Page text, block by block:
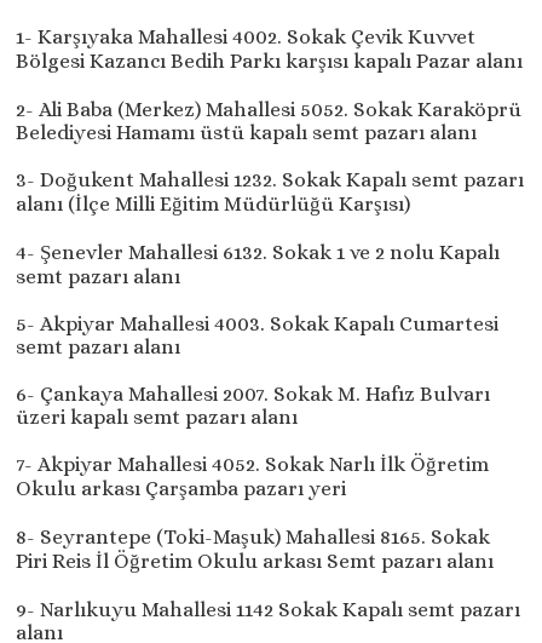
1- Karşıyaka Mahallesi 4002. Sokak Çevik Kuvvet
Bölgesi Kazancı Bedih Parkı karşısı kapalı Pazar alanı
2- Ali Baba (Merkez) Mahallesi 5052. Sokak Karaköprü
Belediyesi Hamamı üstü kapalı semt pazarı alanı
3- Doğukent Mahallesi 1232. Sokak Kapalı semt pazarı
alanı (İlçe Milli Eğitim Müdürlüğü Karşısı)
4- Şenevler Mahallesi 6132. Sokak 1 ve 2 nolu Kapalı
semt pazarı alanı
5- Akpiyar Mahallesi 4003. Sokak Kapalı Cumartesi
semt pazarı alanı
6- Çankaya Mahallesi 2007. Sokak M. Hafız Bulvarı
üzeri kapalı semt pazarı alanı
7- Akpiyar Mahallesi 4052. Sokak Narlı İlk Öğretim
Okulu arkası Çarşamba pazarı yeri
8- Seyrantepe (Toki-Maşuk) Mahallesi 8165. Sokak
Piri Reis İl Öğretim Okulu arkası Semt pazarı alanı
9- Narlıkuyu Mahallesi 1142 Sokak Kapalı semt pazarı
alanı